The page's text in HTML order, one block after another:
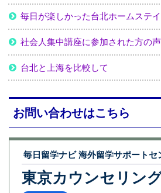
毎日が楽しかった台北ホームステ
社会人集中講座に参加された方の声
台北と上海を比較して
お問い合わせはこちら
毎日留学ナビ 海外留学サポートセ
東京カウンセリン